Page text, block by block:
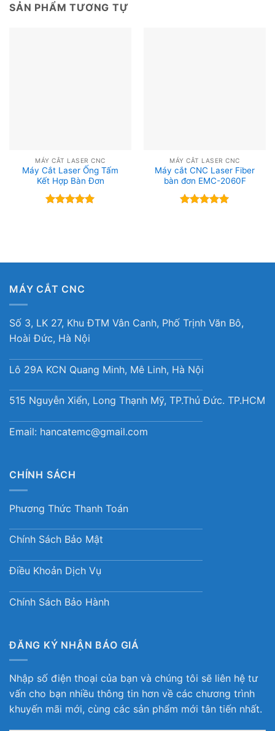
SẢN PHẨM TƯƠNG TỰ
MÁY CẮT LASER CNC
Máy Cắt Laser Ống Tấm
Kết Hợp Bàn Đơn
MÁY CẮT LASER CNC
Máy cắt CNC Laser Fiber
bàn đơn EMC-2060F
MÁY CẮT CNC
Số 3, LK 27, Khu ĐTM Vân Canh, Phố Trịnh Văn Bô,
Hoài Đức, Hà Nội
Lô 29A KCN Quang Minh, Mê Linh, Hà Nội
515 Nguyễn Xiển, Long Thạnh Mỹ, TP.Thủ Đức. TP.HCM
Email: hancatemc@gmail.com
CHÍNH SÁCH
Phương Thức Thanh Toán
Chính Sách Bảo Mật
Điều Khoản Dịch Vụ
Chính Sách Bảo Hành
ĐĂNG KÝ NHẬN BÁO GIÁ
Nhập số điện thoại của bạn và chúng tôi sẽ liên hệ tư
vấn cho bạn nhiều thông tin hơn về các chương trình
khuyến mãi mới, cùng các sản phẩm mới tân tiến nhất.